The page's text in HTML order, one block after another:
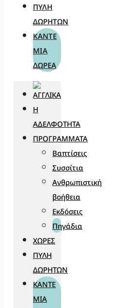
ΠΎΛΗ
ΔΩΡΗΤΏΝ
ΚΆΝΤΕ
ΜΊΑ
ΔΩΡΕΆ
Η
ΑΔΕΛΦΌΤΗΤΑ
ΠΡΟΓΡΆΜΜΑΤΑ
Βαπτίσεις
Συσσίτια
Ανθρωπιστική
βοήθεια
Εκδόσεις
Πηγάδια
ΧΏΡΕΣ
ΠΎΛΗ
ΔΩΡΗΤΏΝ
ΚΆΝΤΕ
ΜΊΑ